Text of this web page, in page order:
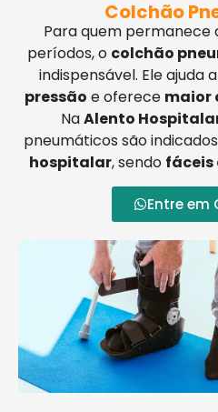
Colchão
Para quem permanece
períodos, o colchão
indispensável. Ele ajuda a
pressão e oferece maior
NaAlento
pneumáticos são
hospitalar, sendo fáceis
Entre em